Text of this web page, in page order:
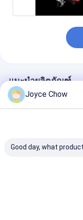
แนะนำผลิตภัณฑ์
Joyce Chow
Good day, what